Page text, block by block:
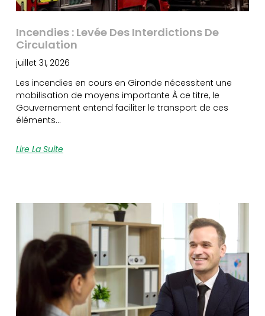
Incendies : Levée Des Interdictions De
Circulation
juillet 31, 2026
Les incendies en cours en Gironde nécessitent une
mobilisation de moyens importante À ce titre, le
Gouvernement entend faciliter le transport de ces
éléments…
Lire La Suite